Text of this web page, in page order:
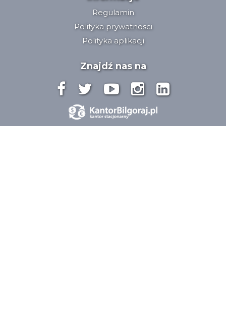
Regulamin
Polityka prywatnosci
Polityka aplikacji
Znajdź nas na